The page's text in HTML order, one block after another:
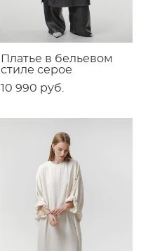
Платье в бельевом
стиле серое
10 990 pуб.